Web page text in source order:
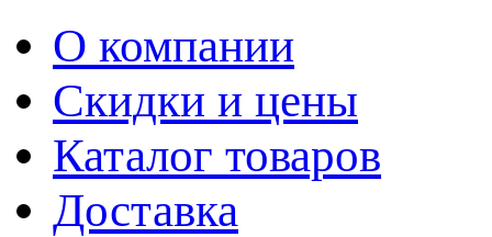
О компании
Скидки и цены
Каталог товаров
Доставка